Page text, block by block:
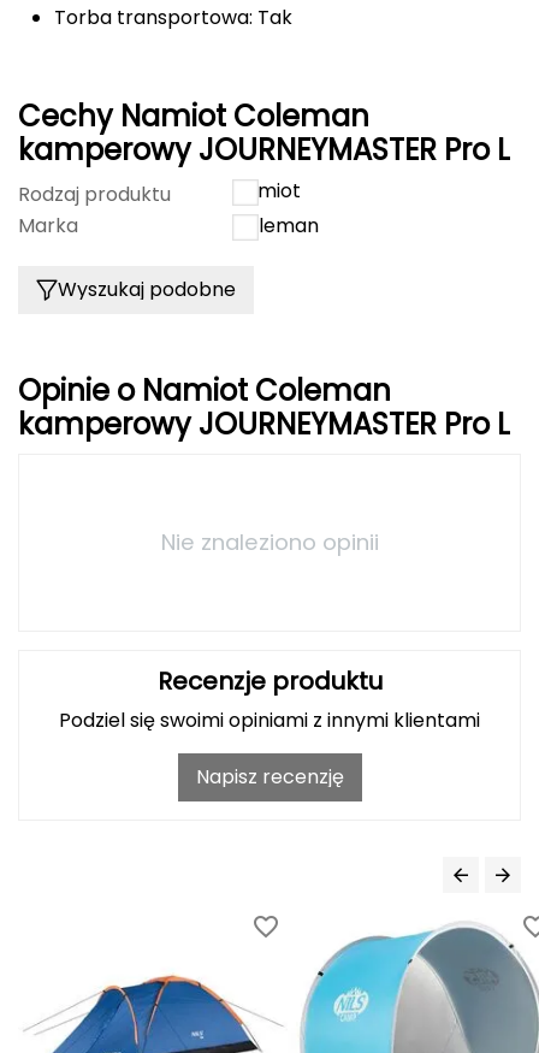
Giro
Granger's
Gregory
Gumbies
HAGLÖFS
Icebreaker
Torba transportowa: Tak
Cechy Namiot Coleman
kamperowy JOURNEYMASTER Pro L
Rodzaj produktu
Namiot
Marka
Coleman
Wyszukaj podobne
Opinie o Namiot Coleman
kamperowy JOURNEYMASTER Pro L
Nie znaleziono opinii
Recenzje produktu
Podziel się swoimi opiniami z innymi klientami
Napisz recenzję